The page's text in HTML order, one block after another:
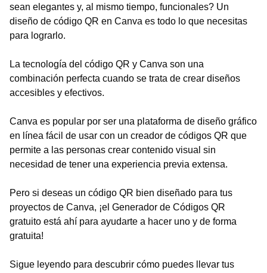
sean elegantes y, al mismo tiempo, funcionales? Un
diseño de código QR en Canva es todo lo que necesitas
para lograrlo.
La tecnología del código QR y Canva son una
combinación perfecta cuando se trata de crear diseños
accesibles y efectivos.
Canva es popular por ser una plataforma de diseño gráfico
en línea fácil de usar con un creador de códigos QR que
permite a las personas crear contenido visual sin
necesidad de tener una experiencia previa extensa.
Pero si deseas un código QR bien diseñado para tus
proyectos de Canva, ¡el Generador de Códigos QR
gratuito está ahí para ayudarte a hacer uno y de forma
gratuita!
Sigue leyendo para descubrir cómo puedes llevar tus